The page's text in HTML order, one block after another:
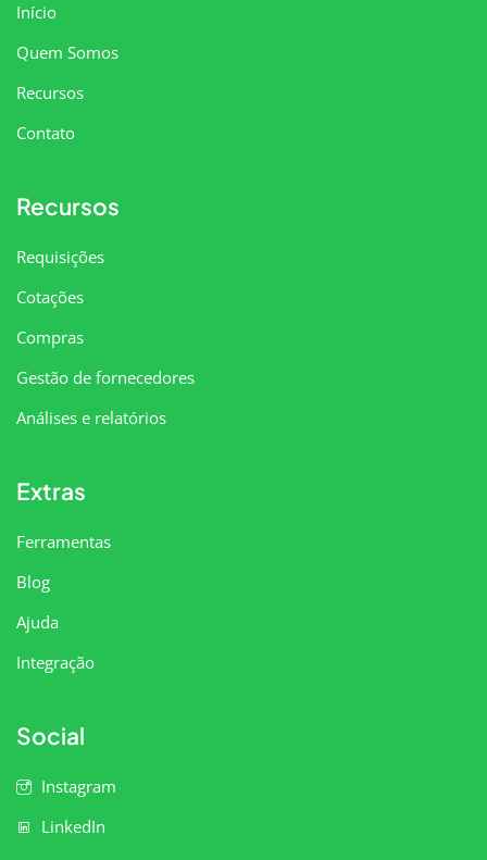
Início
Quem Somos
Recursos
Contato
Recursos
Requisições
Cotações
Compras
Gestão de fornecedores
Análises e relatórios
Extras
Ferramentas
Blog
Ajuda
Integração
Social
Instagram
LinkedIn